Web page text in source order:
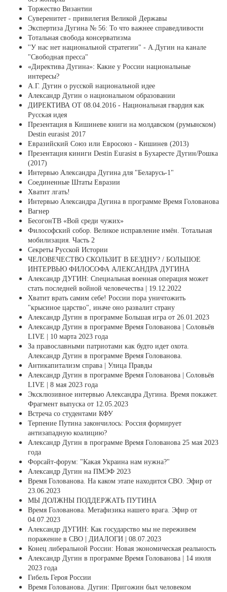
Торжество Византии
Суверенитет - привилегия Великой Державы
Экспертиза Дугина № 56: То что важнее справедливости
Тотальная свобода консерватизма
''У нас нет национальной стратегии" - А.Дугин на канале
"Свободная пресса"
«Директива Дугина»: Какие у России национальные
интересы?
А.Г. Дугин о русской национальной идее
Александр Дугин о национальном образовании
ДИРЕКТИВА ОТ 08.04.2016 - Национальная гвардия как
Русская идея
Презентация в Кишиневе книги на молдавском (румынском)
Destin eurasist 2017
Евразийский Союз или Евросоюз - Кишинев (2013)
Презентация киниги Destin Eurasist в Бухаресте Дугин/Рошка
(2017)
Интервью Александра Дугина для "Беларусь-1"
Соединенные Штаты Евразии
Хватит лгать!
Интервью Александра Дугина в программе Время Голованова
Вагнер
БесогонТВ «Вой среди чужих»
Философский собор. Великое исправление имён. Тотальная
мобилизация. Часть 2
Секреты Русской Истории
ЧЕЛОВЕЧЕСТВО СКОЛЬЗИТ В БЕЗДНУ? / БОЛЬШОЕ
ИНТЕРВЬЮ ФИЛОСОФА АЛЕКСАНДРА ДУГИНА
Александр ДУГИН: Специальная военная операция может
стать последней войной человечества | 19.12.2022
Хватит врать самим себе! России пора уничтожить
"крысиное царство", иначе оно развалит страну
Александр Дугин в программе Большая игра от 26.01.2023
Александр Дугин в программе Время Голованова | Соловьёв
LIVE | 10 марта 2023 года
За православными патриотами как будто идет охота.
Александр Дугин в программе Время Голованова.
Антикапитализм справа | Улица Правды
Александр Дугин в программе Время Голованова | Соловьёв
LIVE | 8 мая 2023 года
Эксклюзивное интервью Александра Дугина. Время покажет.
Фрагмент выпуска от 12.05.2023
Встреча со студентами КФУ
Терпение Путина закончилось: Россия формирует
антизападную коалицию?
Александр Дугин в программе Время Голованова 25 мая 2023
года
Форсайт-форум: "Какая Украина нам нужна?"
Александр Дугин на ПМЭФ 2023
Время Голованова. На каком этапе находится СВО. Эфир от
23.06.2023
МЫ ДОЛЖНЫ ПОДДЕРЖАТЬ ПУТИНА
Время Голованова. Метафизика нашего врага. Эфир от
04.07.2023
Александр ДУГИН: Как государство мы не переживем
поражение в СВО | ДИАЛОГИ | 08.07.2023
Конец либеральной России: Новая экономическая реальность
Александр Дугин в программе Время Голованова | 14 июля
2023 года
Гибель Героя России
Время Голованова. Дугин: Пригожин был человеком